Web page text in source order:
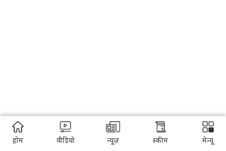
होम वीडियो न्यूज़ स्कीम मेन्यू